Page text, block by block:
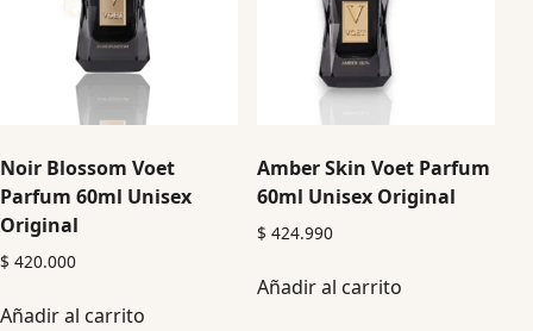
Noir Blossom Voet
Parfum 60ml Unisex
Original
$ 420.000
Añadir al carrito
Amber Skin Voet Parfum
60ml Unisex Original
$ 424.990
Añadir al carrito